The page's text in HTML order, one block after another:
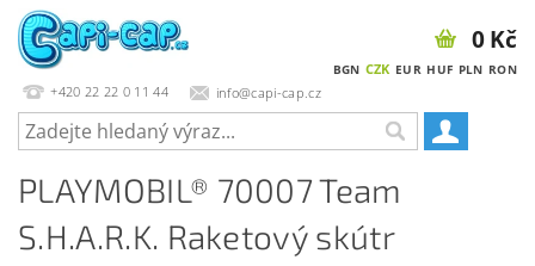
+420 22 22 0 11 44 info@capi-cap.cz
BGN CZK EUR HUF PLN RON
0 Kč
PLAYMOBIL® 70007 Team
S.H.A.R.K. Raketový skútr